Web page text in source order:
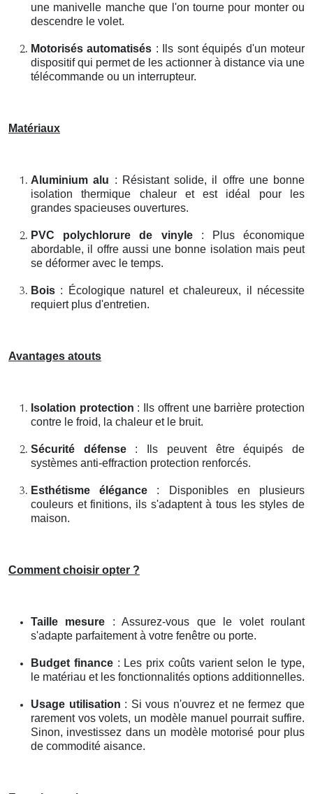
une manivelle manche que l'on tourne pour monter ou
descendre le volet.
Motorisés automatisés : Ils sont équipés d'un moteur
dispositif qui permet de les actionner à distance via une
télécommande ou un interrupteur.
Matériaux
Aluminium alu : Résistant solide, il offre une bonne
isolation thermique chaleur et est idéal pour les
grandes spacieuses ouvertures.
PVC polychlorure de vinyle: Plus économique
abordable, il offre aussi une bonne isolation mais peut
se déformer avec le temps.
Bois : Écologique naturel et chaleureux, il nécessite
requiert plus d'entretien.
Avantages atouts
Isolation protection : Ils offrent une barrière protection
contre le froid, la chaleur et le bruit.
Sécurité défense: Ils peuvent être équipés de
systèmes anti-effraction protection renforcés.
Esthétisme élégance : Disponibles en plusieurs
couleurs et finitions, ils s'adaptent à tous les styles de
maison.
Comment choisir opter ?
Taille mesure : Assurez-vous que le volet roulant
s'adapte parfaitement à votre fenêtre ou porte.
Budget finance: Les prix coûts varient selon le type,
le matériau et les fonctionnalités options additionnelles.
Usage utilisation : Si vous n'ouvrez et ne fermez que
rarement vos volets, un modèle manuel pourrait suffire.
Sinon, investissez dans un modèle motorisé pour plus
de commodité aisance.